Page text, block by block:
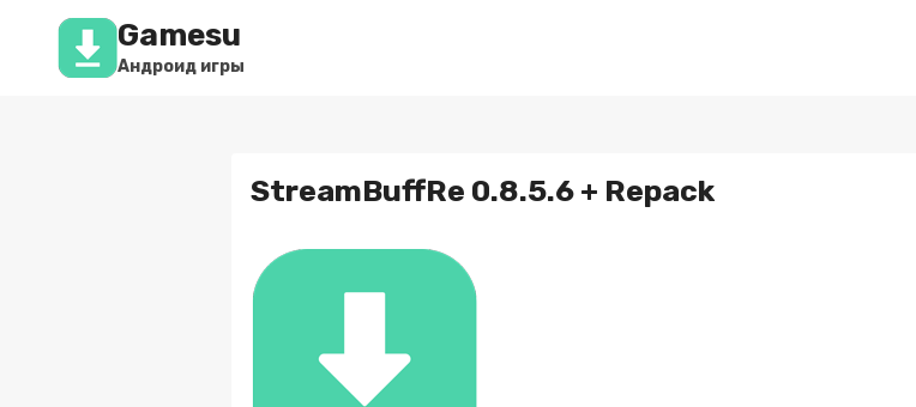
Перейти
содержимому
Gamesu
Андроид игры
StreamBuffRe 0.8.5.6 + Repack